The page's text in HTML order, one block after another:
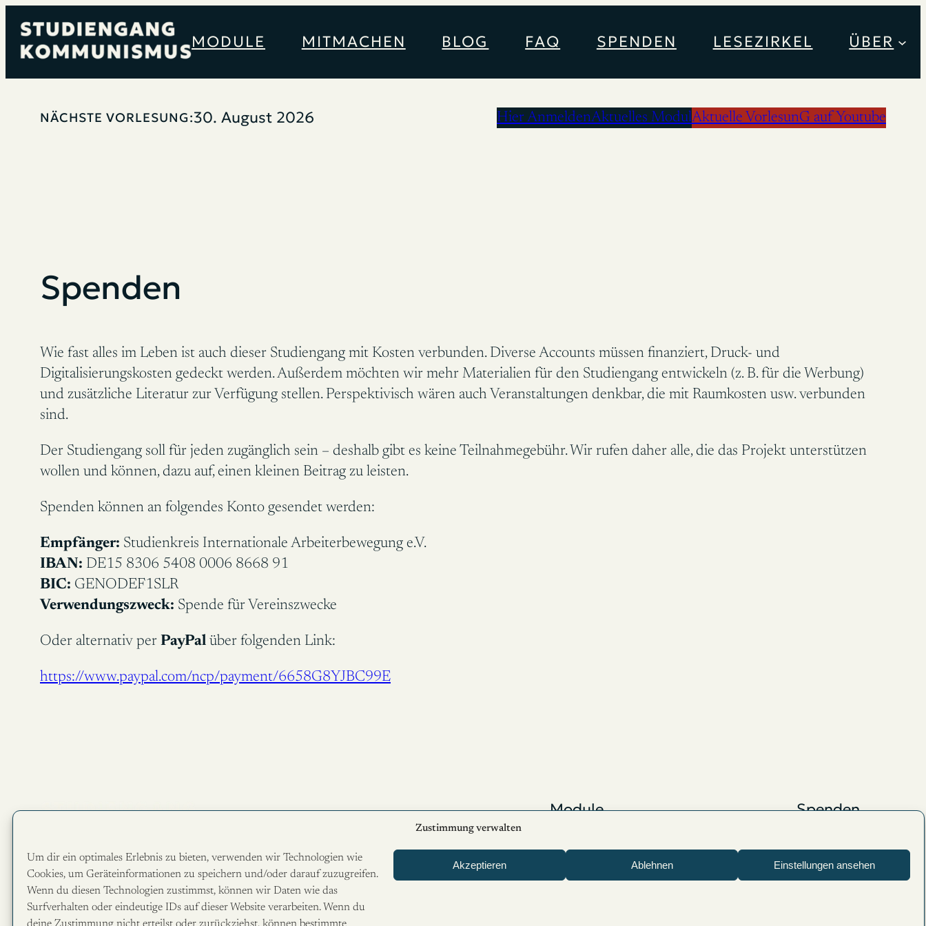
Zustimmung verwalten
Um dir ein optimales Erlebnis zu bieten, verwenden wir Technologien wie
Cookies, um Geräteinformationen zu speichern und/oder darauf zuzugreifen.
Wenn du diesen Technologien zustimmst, können wir Daten wie das
Surfverhalten oder eindeutige IDs auf dieser Website verarbeiten. Wenn du
Akzeptieren Ablehnen Einstellungen ansehen
Inhalt
springen
MODULE MITMACHEN BLOG FAQ SPENDEN LESEZIRKEL ÜBER
NÄCHSTE VORLESUNG:30. August 2026 Hier AnmeldenAktuelles ModulAktuelle VorlesunG auf Youtube
Spenden
Wie fast alles im Leben ist auch dieser Studiengang mit Kosten verbunden. Diverse Accounts müssen finanziert, Druck- und
Digitalisierungskosten gedeckt werden. Außerdem möchten wir mehr Materialien für den Studiengang entwickeln (z. B. für die Werbung)
und zusätzliche Literatur zur Verfügung stellen. Perspektivisch wären auch Veranstaltungen denkbar, die mit Raumkosten usw. verbunden
sind.
Der Studiengang soll für jeden zugänglich sein – deshalb gibt es keine Teilnahmegebühr. Wir rufen daher alle, die das Projekt unterstützen
wollen und können, dazu auf, einen kleinen Beitrag zu leisten.
Spenden können an folgendes Konto gesendet werden:
Empfänger: Studienkreis Internationale Arbeiterbewegung e.V.
IBAN: DE15 8306 5408 0006 8668 91
BIC: GENODEF1SLR
Verwendungszweck: Spende für Vereinszwecke
Oder alternativ per PayPal über folgenden Link:
https://www.paypal.com/ncp/payment/6658G8YJBC99E
Studiengang zur Geschichte des Kommunismus
YouTube Spotify Telegram Instagram
Module
Blog
Spenden
Impressum
Datenschutz